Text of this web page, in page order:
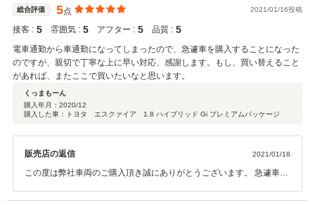
りがとうございました。
総合評価 5点 2021/01/16投稿
接客 : 5 雰囲気 : 5 アフター : 5 品質 : 5
電車通勤から車通勤になってしまったので、急遽車を購入することになった
のですが、親切で丁寧な上に早い対応、感謝します。もし、買い替えること
があれば、またここで買いたいなと思います。
くっまもーん
購入年月： 2020/12
購入した車：トヨタ エスクァイア 1.8 ハイブリッド Gi プレミアムパッケージ
販売店の返信 2021/01/18
この度は弊社車両のご購入頂き誠にありがとうございます。 急遽車通
るよう努めました。 納車も予定通り行う事ができ、喜んで頂き私共も